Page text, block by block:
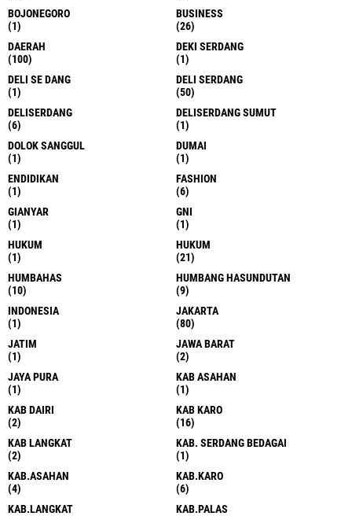
BOJONEGORO
(1)
BUSINESS
(26)
DAERAH
(100)
DEKI SERDANG
(1)
DELI SE DANG
(1)
DELI SERDANG
(50)
DELISERDANG
(6)
DELISERDANG SUMUT
(1)
DOLOK SANGGUL
(1)
DUMAI
(1)
ENDIDIKAN
(1)
FASHION
(6)
GIANYAR
(1)
GNI
(1)
HUKUM
(1)
HUKUM
(21)
HUMBAHAS
(10)
HUMBANG HASUNDUTAN
(9)
INDONESIA
(1)
JAKARTA
(80)
JATIM
(1)
JAWA BARAT
(2)
JAYA PURA
(1)
KAB ASAHAN
(1)
KAB DAIRI
(2)
KAB KARO
(16)
KAB LANGKAT
(2)
KAB. SERDANG BEDAGAI
(1)
KAB.ASAHAN
(4)
KAB.KARO
(6)
KAB.LANGKAT
KAB.PALAS